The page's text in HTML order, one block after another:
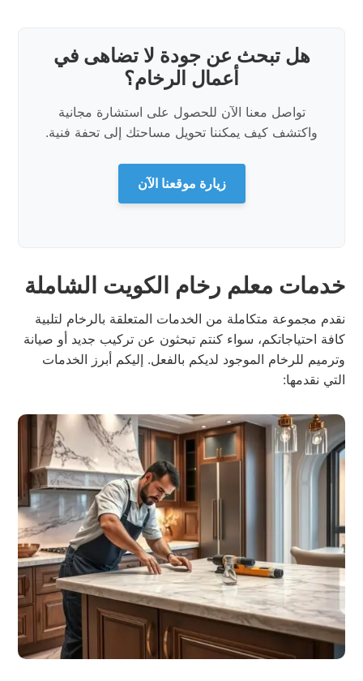
هل تبحث عن جودة لا تضاهى في
أعمال الرخام؟
تواصل معنا الآن للحصول على استشارة مجانية
واكتشف كيف يمكننا تحويل مساحتك إلى تحفة فنية.
زيارة موقعنا الآن
خدمات معلم رخام الكويت الشاملة
نقدم مجموعة متكاملة من الخدمات المتعلقة بالرخام لتلبية
كافة احتياجاتكم، سواء كنتم تبحثون عن تركيب جديد أو صيانة
وترميم للرخام الموجود لديكم بالفعل. إليكم أبرز الخدمات
التي نقدمها: